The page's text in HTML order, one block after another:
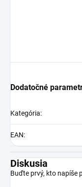
Dodatočné
Kategória:
EAN:
Diskusia
Buďte prvý, kto napíše